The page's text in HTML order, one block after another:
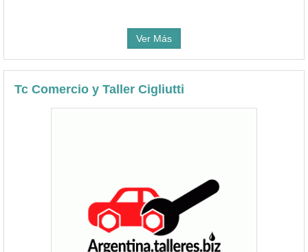
Ver Más
Tc Comercio y Taller Cigliutti